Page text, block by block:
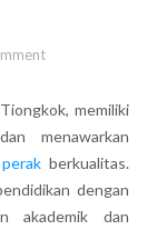
memiliki
menawarkan
berkualitas.
dengan
akademik dan